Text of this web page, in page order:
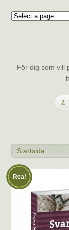
För dig som vill
Startsida > >
Rea!